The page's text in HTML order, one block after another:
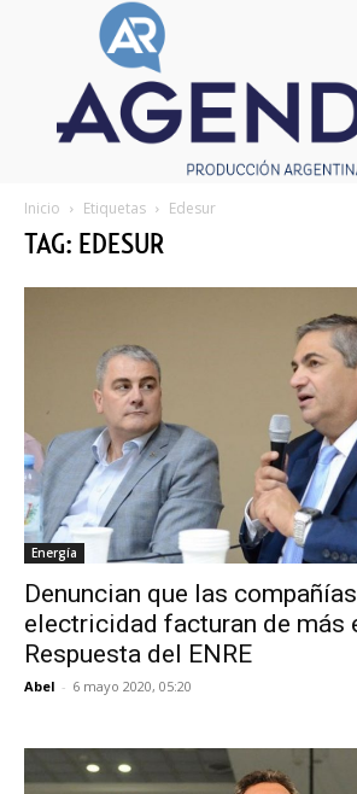
Inicio Etiquetas Edesur
TAG: EDESUR
Energía
Denuncian que las
electricidad facturan de más
Respuesta del ENRE
Abel - 6 mayo 2020, 05:20